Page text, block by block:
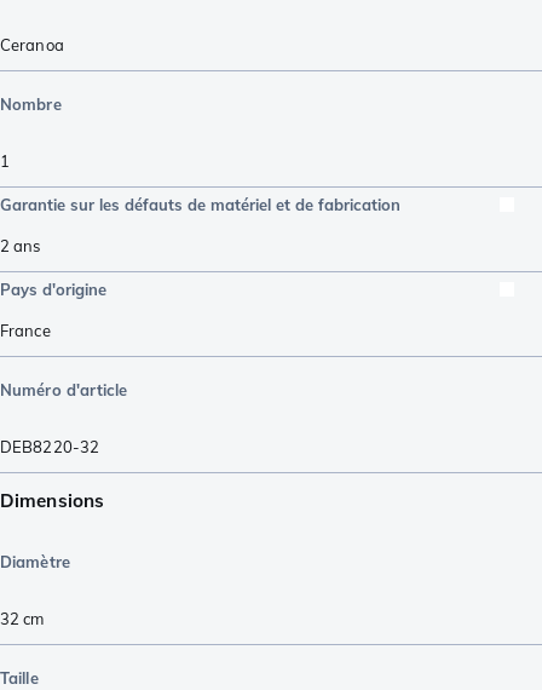
Ceranoa
Nombre
1
Garantie sur les défauts de matériel et de fabrication
2 ans
Pays d'origine
France
Numéro d'article
DEB8220-32
Dimensions
Diamètre
32 cm
Taille